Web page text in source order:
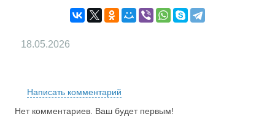
18.05.2026
Написать комментарий
Нет комментариев. Ваш будет первым!